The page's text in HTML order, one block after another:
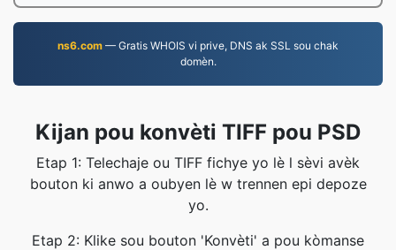
ns6.com — Gratis WHOIS vi prive, DNS ak SSL sou chak
domèn.
Kijan pou konvèti TIFF pou PSD
Etap 1: Telechaje ou TIFF fichye yo lè l sèvi avèk
bouton ki anwo a oubyen lè w trennen epi depoze
yo.
Etap 2: Klike sou bouton 'Konvèti' a pou kòmanse